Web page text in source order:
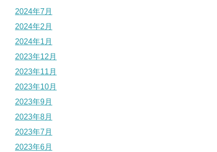
2024年7月
2024年2月
2024年1月
2023年12月
2023年11月
2023年10月
2023年9月
2023年8月
2023年7月
2023年6月